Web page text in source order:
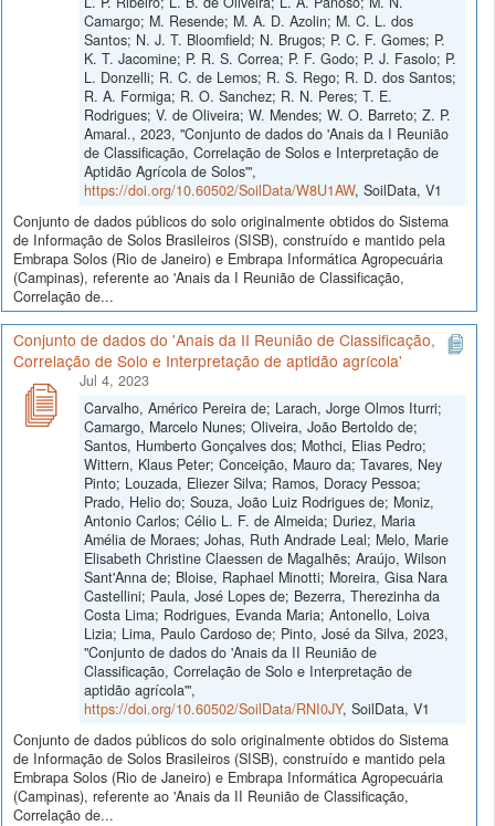
Camargo; M. Resende; M. A. D. Azolin; M. C. L. dos
Santos; N. J. T. Bloomfield; N. Brugos; P. C. F. Gomes; P.
K. T. Jacomine; P. R. S. Correa; P. F. Godo; P. J. Fasolo; P.
L. Donzelli; R. C. de Lemos; R. S. Rego; R. D. dos Santos;
R. A. Formiga; R. O. Sanchez; R. N. Peres; T. E.
Rodrigues; V. de Oliveira; W. Mendes; W. O. Barreto; Z. P.
Amaral., 2023, "Conjunto de dados do 'Anais da I Reunião
de Classificação, Correlação de Solos e Interpretação de
Aptidão Agrícola de Solos'",
https://doi.org/10.60502/SoilData/W8U1AW, SoilData, V1
Conjunto de dados públicos do solo originalmente obtidos do Sistema
de Informação de Solos Brasileiros (SISB), construído e mantido pela
Embrapa Solos (Rio de Janeiro) e Embrapa Informática Agropecuária
(Campinas), referente ao 'Anais da I Reunião de Classificação,
Correlação de...
Conjunto de dados do 'Anais da II Reunião de Classificação,
Correlação de Solo e Interpretação de aptidão agrícola'
Jul 4, 2023
Carvalho, Américo Pereira de; Larach, Jorge Olmos Iturri;
Camargo, Marcelo Nunes; Oliveira, João Bertoldo de;
Santos, Humberto Gonçalves dos; Mothci, Elias Pedro;
Wittern, Klaus Peter; Conceição, Mauro da; Tavares, Ney
Pinto; Louzada, Eliezer Silva; Ramos, Doracy Pessoa;
Prado, Helio do; Souza, João Luiz Rodrigues de; Moniz,
Antonio Carlos; Célio L. F. de Almeida; Duriez, Maria
Amélia de Moraes; Johas, Ruth Andrade Leal; Melo, Marie
Elisabeth Christine Claessen de Magalhẽs; Araújo, Wilson
Sant'Anna de; Bloise, Raphael Minotti; Moreira, Gisa Nara
Castellini; Paula, José Lopes de; Bezerra, Therezinha da
Costa Lima; Rodrigues, Evanda Maria; Antonello, Loiva
Lizia; Lima, Paulo Cardoso de; Pinto, José da Silva, 2023,
"Conjunto de dados do 'Anais da II Reunião de
Classificação, Correlação de Solo e Interpretação de
aptidão agrícola'",
https://doi.org/10.60502/SoilData/RNI0JY, SoilData, V1
Conjunto de dados públicos do solo originalmente obtidos do Sistema
de Informação de Solos Brasileiros (SISB), construído e mantido pela
Embrapa Solos (Rio de Janeiro) e Embrapa Informática Agropecuária
(Campinas), referente ao 'Anais da II Reunião de Classificação,
Correlação de...